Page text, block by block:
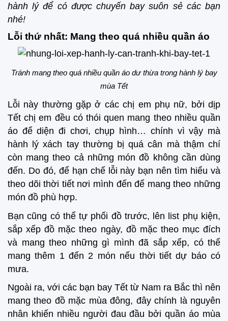
hành lý để có được chuyến bay suôn sẻ các bạn
nhé!
Lỗi thứ nhất: Mang theo quá nhiều quần áo
Tránh mang theo quá nhiều quần áo dư thừa trong hành lý bay
mùa Tết
Lỗi này thường gặp ở các chị em phụ nữ, bởi dịp
Tết chị em đều có thói quen mang theo nhiều quần
áo để diện đi chơi, chụp hình… chính vì vậy mà
hành lý xách tay thường bị quá cân mà thậm chí
còn mang theo cả những món đồ không cần dùng
đến. Do đó, để hạn chế lỗi này bạn nên tìm hiểu và
theo dõi thời tiết nơi mình đến để mang theo những
món đồ phù hợp.
Bạn cũng có thể tự phối đồ trước, lên list phụ kiện,
sắp xếp đồ mặc theo ngày, đồ mặc theo mục đích
và mang theo những gì mình đã sắp xếp, có thể
mang thêm 1 đến 2 món nếu thời tiết dự báo có
mưa.
Ngoài ra, với các bạn bay Tết từ Nam ra Bắc thì nên
mang theo đồ mặc mùa đông, đây chính là nguyên
nhân khiến nhiều người đau đầu bởi quần áo mùa